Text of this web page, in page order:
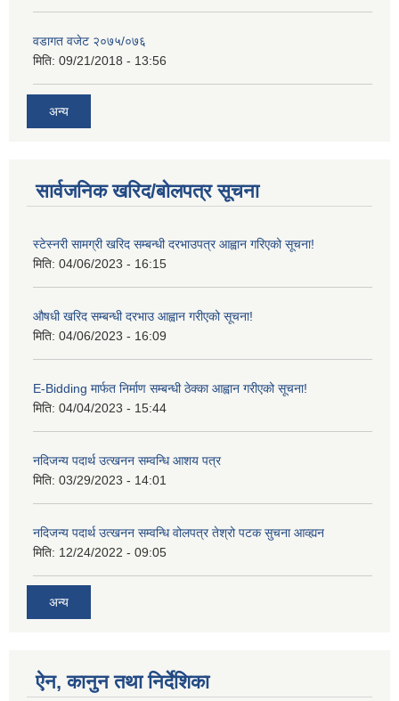
वडागत वजेट २०७५/०७६
मिति: 09/21/2018 - 13:56
अन्य
सार्वजनिक खरिद/बोलपत्र सूचना
स्टेस्नरी सामग्री खरिद सम्बन्धी दरभाउपत्र आह्वान गरिएको सूचना!
मिति: 04/06/2023 - 16:15
औषधी खरिद सम्बन्धी दरभाउ आह्वान गरीएको सूचना!
मिति: 04/06/2023 - 16:09
E-Bidding मार्फत निर्माण सम्बन्धी ठेक्का आह्वान गरीएको सूचना!
मिति: 04/04/2023 - 15:44
नदिजन्य पदार्थ उत्खनन सम्वन्धि आशय पत्र
मिति: 03/29/2023 - 14:01
नदिजन्य पदार्थ उत्खनन सम्वन्धि वोलपत्र तेश्रो पटक सुचना आव्ह्यन
मिति: 12/24/2022 - 09:05
अन्य
ऐन, कानुन तथा निर्देशिका